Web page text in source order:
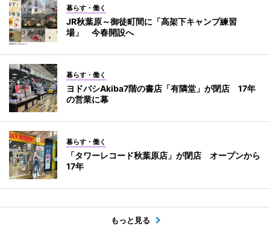
暮らす・働く
JR秋葉原～御徒町間に「高架下キャンプ練習
場」 今春開設へ
暮らす・働く
ヨドバシAkiba7階の書店「有隣堂」が閉店 17年
の営業に幕
暮らす・働く
「タワーレコード秋葉原店」が閉店 オープンから
17年
もっと見る